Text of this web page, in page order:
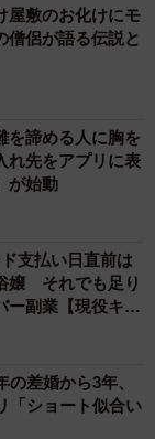
屋敷のお化けにモ
侶が語る伝説と
を諦める人に胸を
先をアプリに表
が始動
支払い日直前は
嬢 それでも足り
ー副業【現役キャ
差婚から3年、
「ショート似合い